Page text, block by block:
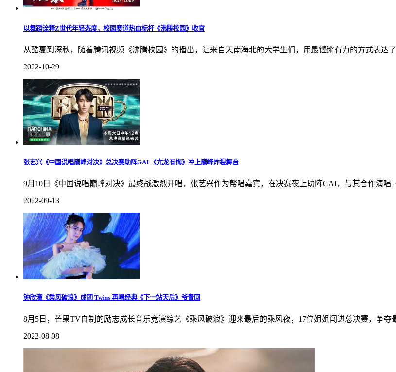
以舞蹈诠释Z世代年轻态度，校园赛道热血标杆《沸腾校园》收官
从酷夏到深秋，随着腾讯视频《沸腾校园》的播出，让来自天南海北的大学生们，用最铿锵有力的方式表达
2022-10-29
张艺兴《中国说唱巅峰对决》总决赛助阵GAI 《亢龙有悔》冲上巅峰炸裂舞台
9月10日《中国说唱巅峰对决》最终战激烈开唱，张艺兴作为帮唱嘉宾，在决赛夜上助阵GAI，与其合作演
2022-09-13
钟欣潼《乘风破浪》成团 Twins 再唱经典《下一站天后》爷青回
8月5日，芒果TV自制的励志成长音乐竞演综艺《乘风破浪》迎来最后的乘风夜，17位姐姐闯进总决赛，争
2022-08-08